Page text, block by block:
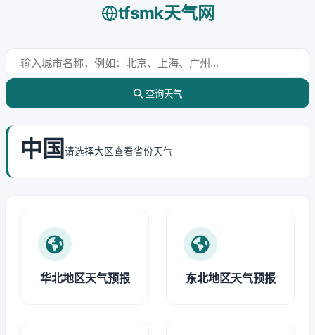
tfsmk天气网
查询天气
中国 请选择大区查看省份天气
华北地区天气预报 东北地区天气预报